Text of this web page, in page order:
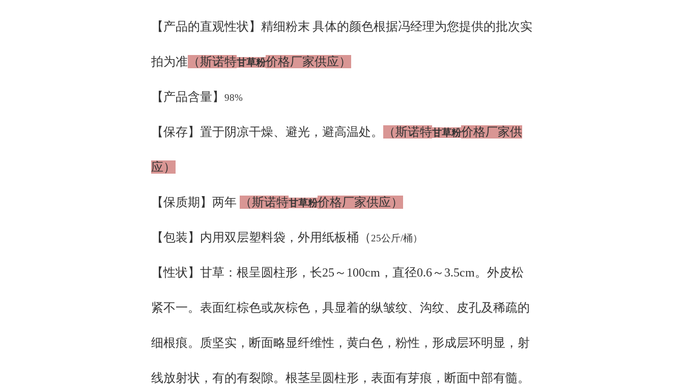
【产品的直观性状】精细粉末 具体的颜色根据冯经理为您提供的批次实
拍为准 （斯诺特甘草粉价格厂家供应）
【产品含量】 98%
【保存】置于阴凉干燥、避光，避高温处。 （斯诺特甘草粉价格厂家供
应）
【保质期】两年 （斯诺特甘草粉价格厂家供应）
【包装】内用双层塑料袋，外用纸板桶（ 25公斤/桶）
【性状】甘草：根呈圆柱形，长25～100cm，直径0.6～3.5cm。外皮松
紧不一。表面红棕色或灰棕色，具显着的纵皱纹、沟纹、皮孔及稀疏的
细根痕。质坚实，断面略显纤维性，黄白色，粉性，形成层环明显，射
线放射状，有的有裂隙。根茎呈圆柱形，表面有芽痕，断面中部有髓。